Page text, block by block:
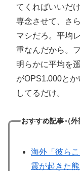
てくればいいだ
専念させて、さ
マシだろ。平均
重なんだから。
明らかに平均を
がOPS1.000と
してるだけ。
おすすめ記事（外
海外「彼ら
震が起きた